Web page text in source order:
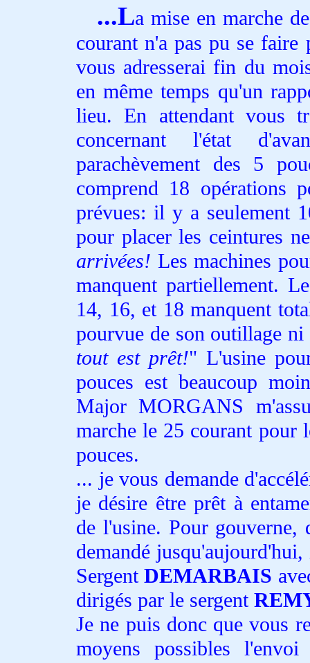
...La mise en marche
courant n'a pas pu se faire
vous adresserai fin du
en même temps qu'un
lieu. En attendant vous
concernant l'état
parachèvement des 5
comprend 18 opérations
prévues: il y a seulement
pour placer les ceintures
arrivées! Les machines
manquent partiellement.
14, 16, et 18 manquent
pourvue de son outillage
tout est prêt!
L'usine
pouces est beaucoup
Major MORGANS
marche le 25 courant pour
pouces.
... je vous demande
je désire être prêt à
de l'usine. Pour
demandé
SergentDEMARBAIS
dirigés par le sergent
Je ne puis donc que vous
moyens possibles